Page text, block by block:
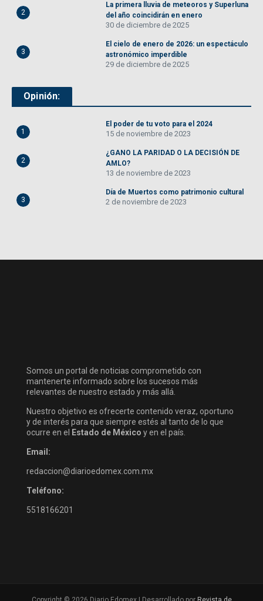
2
La primera lluvia de meteoros y Superluna
del año coincidirán en enero
30 de diciembre de 2025
3
El cielo de enero de 2026: un espectáculo
astronómico imperdible
29 de diciembre de 2025
Opinión:
1
El poder de tu voto para el 2024
15 de noviembre de 2023
2
¿GANO LA PARIDAD O LA DECISIÓN DE
AMLO?
13 de noviembre de 2023
3
Día de Muertos como patrimonio cultural
2 de noviembre de 2023
Somos un portal de noticias comprometido con
mantenerte informado sobre los sucesos más
relevantes de nuestro estado y más allá.
Nuestro objetivo es ofrecerte contenido veraz, oportuno
y de interés para que siempre estés al tanto de lo que
ocurre en el Estado de México y en el país.
Email:
redaccion@diarioedomex.com.mx
Teléfono:
5518166201